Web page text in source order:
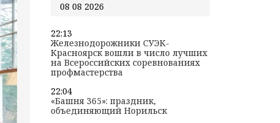
08 08 2026
22:13
Железнодорожники СУЭК-
Красноярск вошли в число лучших
на Всероссийских соревнованиях
профмастерства
22:04
«Башня 365»: праздник,
объединяющий Норильск